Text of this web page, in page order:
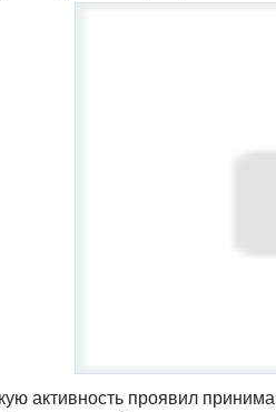
активность проявил